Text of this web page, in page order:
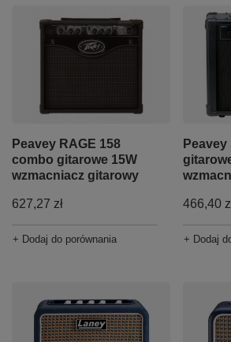
Peavey RAGE 158
combo gitarowe 15W
wzmacniacz gitarowy
627,27 zł
+ Dodaj do porównania
466,40
+ Dodaj